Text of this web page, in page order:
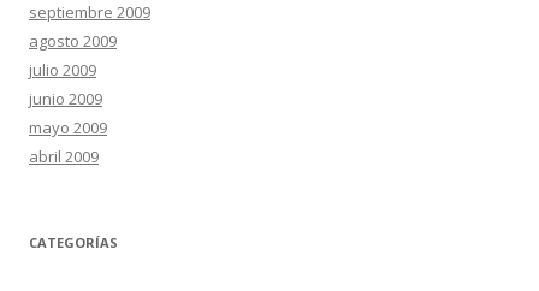
septiembre 2009
agosto 2009
julio 2009
junio 2009
mayo 2009
abril 2009
CATEGORÍAS